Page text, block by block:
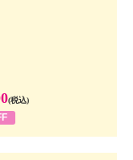
(税込)